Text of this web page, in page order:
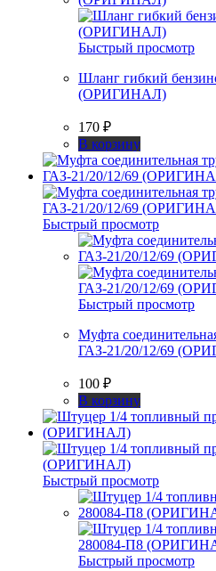
Быстрый просмотр
Шланг гибкий
(ОРИГИНАЛ)
170 ₽
В корзину
Быстрый просмотр
Быстрый просмотр
Муфта
ГАЗ-21/20/12/69
100 ₽
В корзину
Быстрый просмотр
Быстрый просмотр